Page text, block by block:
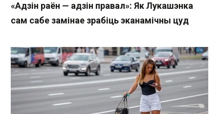
«Адзін раён — адзін правал»: Як Лукашэнка
сам сабе замінае зрабіць эканамічны цуд